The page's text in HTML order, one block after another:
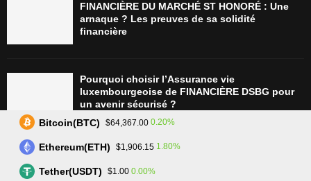
FINANCIÈRE DU MARCHÉ ST HONORÉ : Une
arnaque ? Les preuves de sa solidité
financière
Pourquoi choisir l’Assurance vie
luxembourgeoise de FINANCIÈRE DSBG pour
un avenir sécurisé ?
Tradez plus intelligemment avec Assetarion :
Bitcoin(BTC) $64,367.00 0.20%
Ethereum(ETH) $1,906.15 1.80%
Tether(USDT) $1.00 0.00%